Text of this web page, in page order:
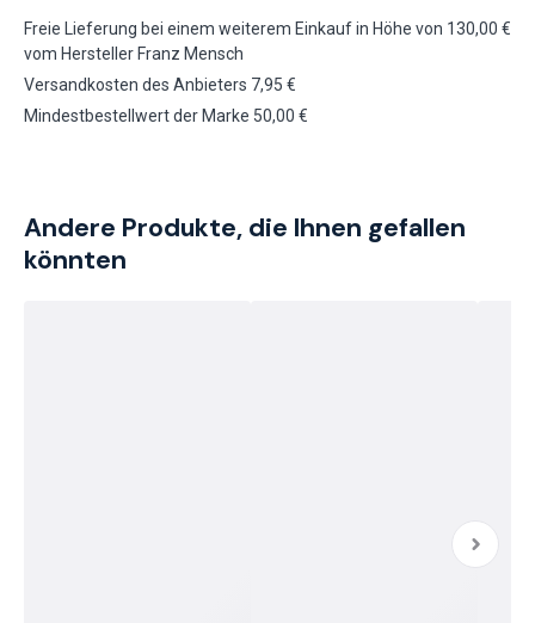
Freie Lieferung bei einem weiterem Einkauf in Höhe von 130,00 €
vom Hersteller Franz Mensch
Versandkosten des Anbieters 7,95 €
Mindestbestellwert der Marke 50,00 €
Andere Produkte, die Ihnen gefallen
könnten